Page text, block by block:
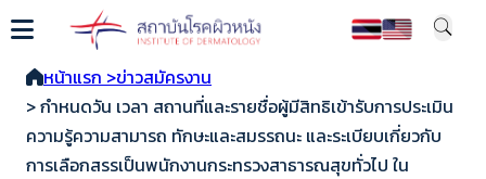
หน้าแรก >ข่าวสมัครงาน
> กำหนดวัน เวลา สถานที่และรายชื่อผู้มีสิทธิเข้ารับการประเมิน
ความรู้ความสามารถ ทักษะและสมรรถนะ และระเบียบเกี่ยวกับ
การเลือกสรรเป็นพนักงานกระทรวงสาธารณสุขทั่วไป ใน